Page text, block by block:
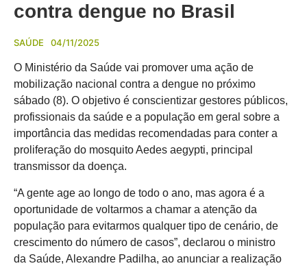
contra dengue no Brasil
SAÚDE 04/11/2025
O Ministério da Saúde vai promover uma ação de
mobilização nacional contra a dengue no próximo
sábado (8). O objetivo é conscientizar gestores públicos,
profissionais da saúde e a população em geral sobre a
importância das medidas recomendadas para conter a
proliferação do mosquito Aedes aegypti, principal
transmissor da doença.
“A gente age ao longo de todo o ano, mas agora é a
oportunidade de voltarmos a chamar a atenção da
população para evitarmos qualquer tipo de cenário, de
crescimento do número de casos”, declarou o ministro
da Saúde, Alexandre Padilha, ao anunciar a realização